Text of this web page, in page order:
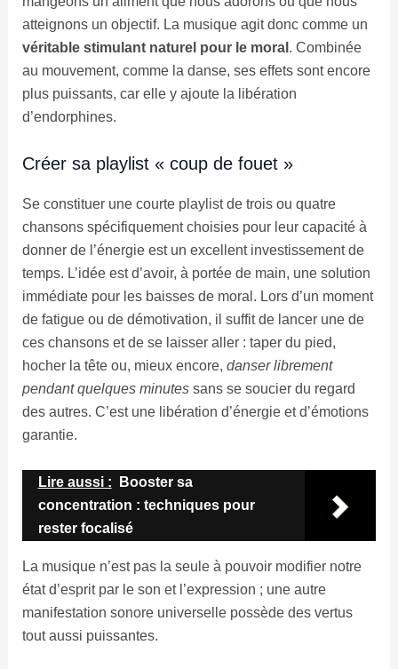
atteignons un objectif. La musique agit donc comme un
véritable stimulant naturel pour le moral . Combinée
au mouvement, comme la danse, ses effets sont encore
plus puissants, car elle y ajoute la libération
d’endorphines.
Créer sa playlist « coup de fouet »
Se constituer une courte playlist de trois ou quatre
chansons spécifiquement choisies pour leur capacité à
donner de l’énergie est un excellent investissement de
temps. L’idée est d’avoir, à portée de main, une solution
immédiate pour les baisses de moral. Lors d’un moment
de fatigue ou de démotivation, il suffit de lancer une de
ces chansons et de se laisser aller : taper du pied,
hocher la tête ou, mieux encore, danser librement
pendant quelques minutessans se soucier du regard
des autres. C’est une libération d’énergie et d’émotions
garantie.
Lire aussi :
Booster sa
concentration : techniques pour
rester focalisé
La musique n’est pas la seule à pouvoir modifier notre
état d’esprit par le son et l’expression ; une autre
manifestation sonore universelle possède des vertus
tout aussi puissantes.